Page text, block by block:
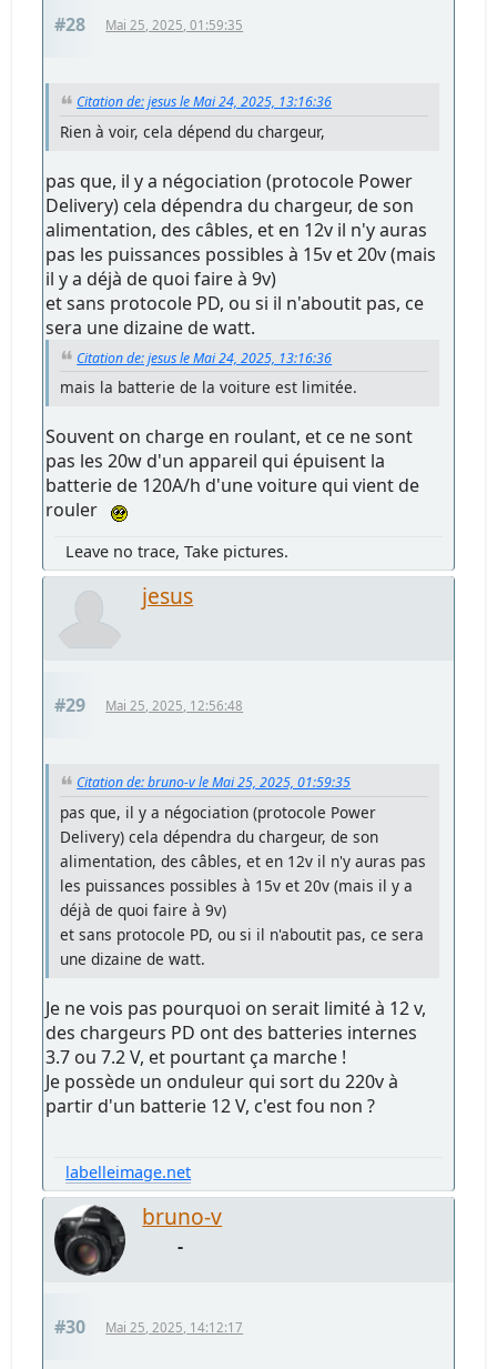
#28 Mai 25, 2025, 01:59:35
Citation de: jesus le Mai 24, 2025, 13:16:36
Rien à voir, cela dépend du chargeur,
pas que, il y a négociation (protocole Power
Delivery) cela dépendra du chargeur, de son
alimentation, des câbles, et en 12v il n'y auras
pas les puissances possibles à 15v et 20v (mais
il y a déjà de quoi faire à 9v)
et sans protocole PD, ou si il n'aboutit pas, ce
sera une dizaine de watt.
Citation de: jesus le Mai 24, 2025, 13:16:36
mais la batterie de la voiture est limitée.
Souvent on charge en roulant, et ce ne sont
pas les 20w d'un appareil qui épuisent la
batterie de 120A/h d'une voiture qui vient de
rouler
Leave no trace, Take pictures.
jesus
#29 Mai 25, 2025, 12:56:48
Citation de: bruno-v le Mai 25, 2025, 01:59:35
pas que, il y a négociation (protocole Power
Delivery) cela dépendra du chargeur, de son
alimentation, des câbles, et en 12v il n'y auras pas
les puissances possibles à 15v et 20v (mais il y a
déjà de quoi faire à 9v)
et sans protocole PD, ou si il n'aboutit pas, ce sera
une dizaine de watt.
Je ne vois pas pourquoi on serait limité à 12 v,
des chargeurs PD ont des batteries internes
3.7 ou 7.2 V, et pourtant ça marche !
Je possède un onduleur qui sort du 220v à
partir d'un batterie 12 V, c'est fou non ?
labelleimage.net
bruno-v
-
#30 Mai 25, 2025, 14:12:17